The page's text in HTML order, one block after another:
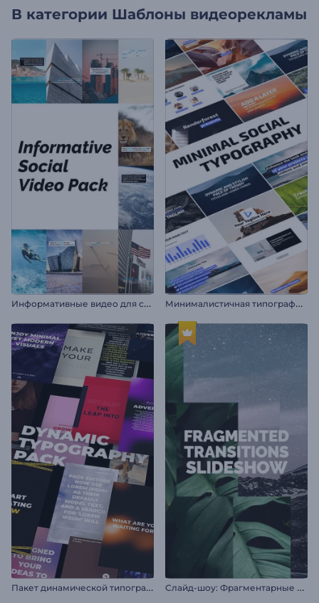
В категории Шаблоны видеорекламы
И
нформативные видео для соцсетей М
инималистичная типографика для соцсетей
П
акет динамической типографики С
лайд-шоу: Фрагментарные переходы